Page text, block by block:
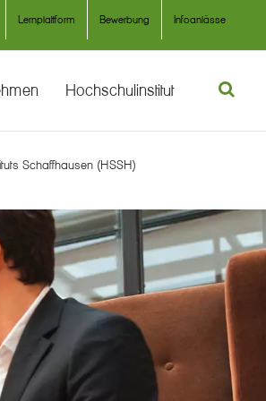
Lernplattform Bewerbung Infoanlässe
Hochschulinstitut
Schaffhausen (HSSH)